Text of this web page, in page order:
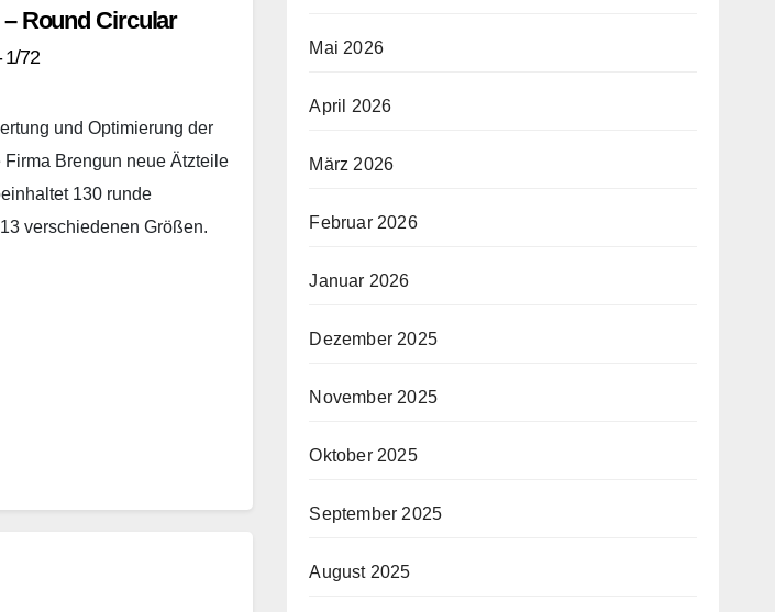
Round Circular
1/72
und Optimierung der
Brengun neue Ätzteile
130 runde
verschiedenen Größen.
Mai 2026
April 2026
März 2026
Februar 2026
Januar 2026
Dezember 2025
November 2025
Oktober 2025
September 2025
August 2025